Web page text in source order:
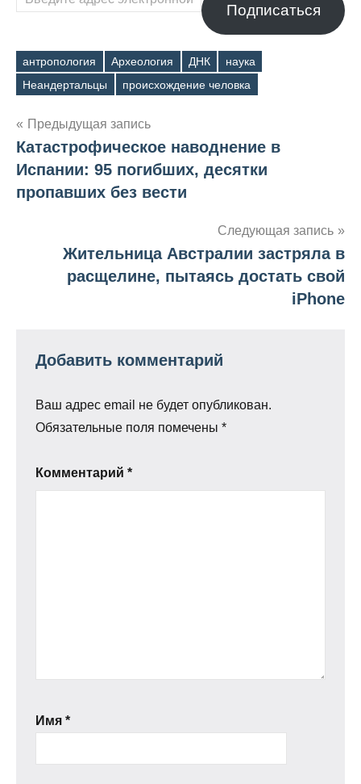
почты…
Подписаться
Метки
антропология Археология ДНК
наука
Неандертальцы
происхождение человка
Навигация
по
записям
Предыдущая запись
Катастрофическое наводнение в
Испании: 95 погибших, десятки
пропавших без вести
Следующая запись
Жительница Австралии застряла в
расщелине, пытаясь достать свой
iPhone
Добавить комментарий
Ваш адрес email не будет опубликован.
Обязательные поля помечены *
Комментарий *
Имя *